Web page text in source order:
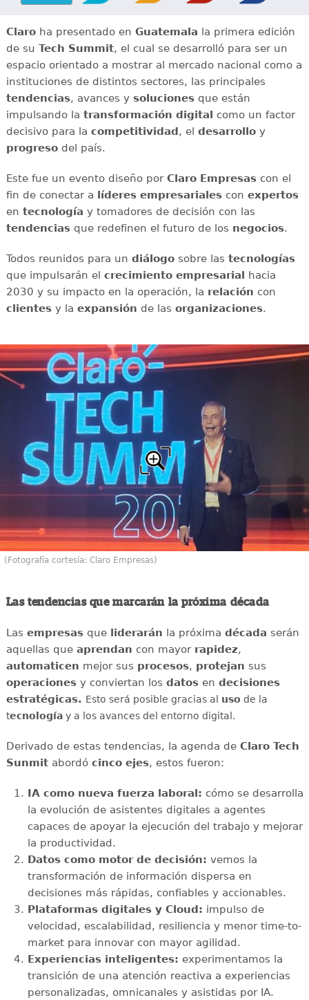
Claroha presentado en Guatemala la primera edición
de su Tech Summit, el cual se desarrolló para ser un
espacio orientado a mostrar al mercado nacional como a
instituciones de distintos sectores, las principales
tendencias, avances y solucionesque están
impulsando la transformación digital como un factor
decisivo para la competitividad, el desarrolloy
progresodel país.
Este fue un evento diseño por Claro Empresascon el
fin de conectar a líderes empresarialescon expertos
en tecnología y tomadores de decisión con las
tendenciasque redefinen el futuro de los negocios.
Todos reunidos para un diálogosobre las tecnologías
que impulsarán el crecimiento empresarial hacia
2030 y su impacto en la operación, la relación con
clientesy la expansión de las organizaciones.
(Fotografía cortesía: Claro Empresas)
Las tendencias que marcarán la próxima década
Las empresasqueliderarán la próxima década serán
aquellas queaprendan con mayor rapidez,
automaticen mejor sus procesos, protejan sus
operacionesy conviertan los datosen decisiones
estratégicas. Esto será posible gracias al uso de la
tecnologíay a los avances del entorno digital.
Derivado de estas tendencias, la agenda de Claro Tech
Sunmitabordó cinco ejes, estos fueron:
IA como nueva fuerza laboral: cómo se desarrolla
la evolución de asistentes digitales a agentes
capaces de apoyar la ejecución del trabajo y mejorar
la productividad.
Datos como motor de decisión: vemos la
transformación de información dispersa en
decisiones más rápidas, confiables y accionables.
Plataformas digitales y Cloud: impulso de
velocidad, escalabilidad, resiliencia y menor time-to-
market para innovar con mayor agilidad.
Experiencias inteligentes: experimentamos la
transición de una atención reactiva a experiencias
personalizadas, omnicanales y asistidas por IA.